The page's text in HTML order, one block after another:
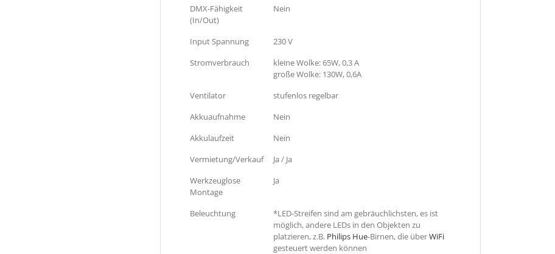
DMX-Fähigkeit
(In/Out)
Nein
Input Spannung
230 V
Stromverbrauch
kleine Wolke: 65W, 0,3 A
große Wolke: 130W, 0,6A
Ventilator
stufenlos regelbar
Akkuaufnahme
Nein
Akkulaufzeit
Nein
Vermietung/Verkauf
Ja / Ja
Werkzeuglose
Montage
Ja
Beleuchtung
*LED-Streifen sind am gebräuchlichsten, es ist
möglich, andere LEDs in den Objekten zu
platzieren, z.B. Philips Hue-Birnen, die überWiFi
gesteuert werden können